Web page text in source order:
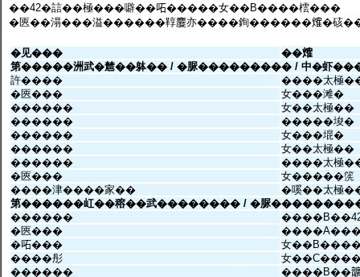
��42�誩��極���噼��𠰴�����女��B����橒���
�匧��溻���溢������鞟𪊴亦����銁������𤌍�硋
�见���
��𤌍
第�����洲武�㯄��躰�� / �脲��������� / 中�虾
許����
����太極
�匧���
女���滩�
������
女��太極��
������
�����埈�
������
女���堒�
������
女��太極��
������
����太極
�匧���
女�����箲
����津����家��
�嗘��太極
第������屸��穃��武�������� / �脲
������
�匧���
�𠰴���
女
����彤
女
������